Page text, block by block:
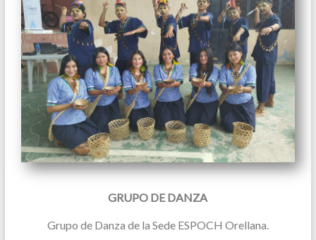
GRUPO DE DANZA
Grupo de Danza de la Sede ESPOCH Orellana.